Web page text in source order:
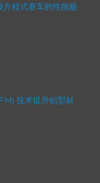
程式赛车的性能极
技术提升铝型材